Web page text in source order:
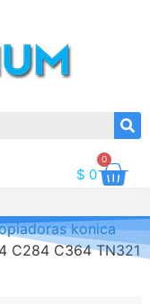
$ 0
0
konica
C284 C364 TN321